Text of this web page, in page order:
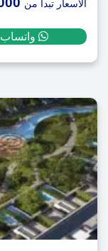
الاسعار تبدأ من
واتساب